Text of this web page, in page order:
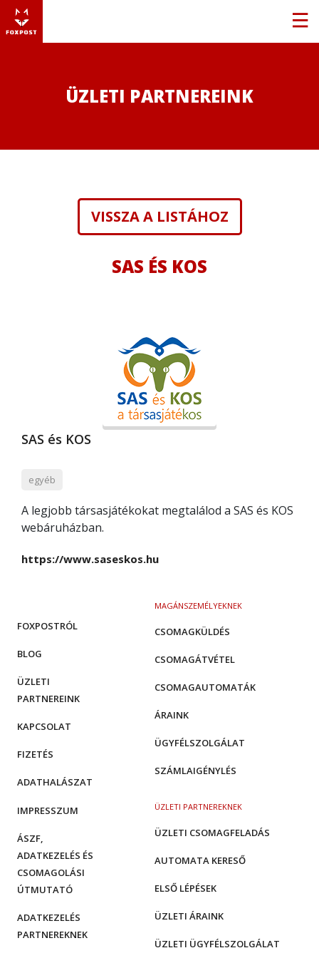
ÜZLETI PARTNEREINK
VISSZA A LISTÁHOZ
SAS ÉS KOS
SAS és KOS
egyéb
A legjobb társasjátékokat megtalálod a SAS és KOS
webáruházban.
https://www.saseskos.hu
MAGÁNSZEMÉLYEKNEK
CSOMAGKÜLDÉS
CSOMAGÁTVÉTEL
CSOMAGAUTOMATÁK
ÁRAINK
ÜGYFÉLSZOLGÁLAT
SZÁMLAIGÉNYLÉS
ÜZLETI PARTNEREKNEK
ÜZLETI CSOMAGFELADÁS
AUTOMATA KERESŐ
ELSŐ LÉPÉSEK
ÜZLETI ÁRAINK
ÜZLETI ÜGYFÉLSZOLGÁLAT
FOXPOSTRÓL
BLOG
ÜZLETI
PARTNEREINK
KAPCSOLAT
FIZETÉS
ADATHALÁSZAT
IMPRESSZUM
ÁSZF,
ADATKEZELÉS ÉS
CSOMAGOLÁSI
ÚTMUTATÓ
ADATKEZELÉS
PARTNEREKNEK